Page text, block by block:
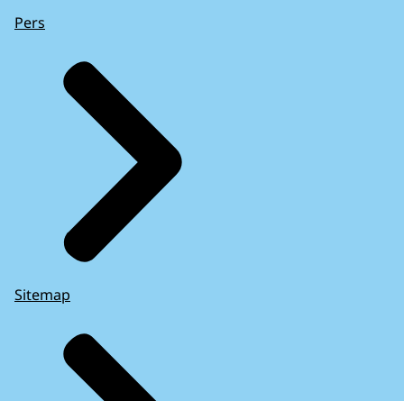
Pers
Sitemap